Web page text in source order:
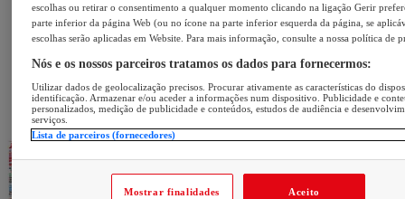
escolhas ou retirar o consentimento a qualquer momento clicando na ligação Gerir
parte inferior da página Web (ou no ícone na parte inferior esquerda da página, se
escolhas serão aplicadas em Website. Para mais informação, consulte a nossa política de
Nós e os nossos parceiros tratamos os dados para fornecermos:
Utilizar dados de geolocalização precisos. Procurar ativamente as características do
identificação. Armazenar e/ou aceder a informações num dispositivo. Publicidade e
personalizados, medição de publicidade e conteúdos, estudos de audiência e
serviços.
Lista de parceiros (fornecedores)
Mostrar finalidades Aceito